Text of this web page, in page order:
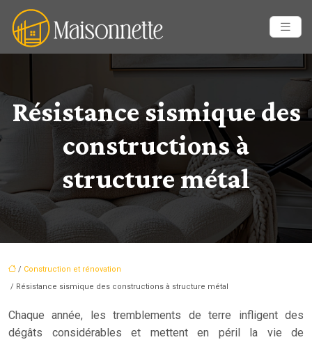
Résistance sismique des
constructions à
structure métal
/ Construction et rénovation
/ Résistance sismique des constructions à structure métal
Chaque année, les tremblements de terre infligent des
dégâts considérables et mettent en péril la vie de